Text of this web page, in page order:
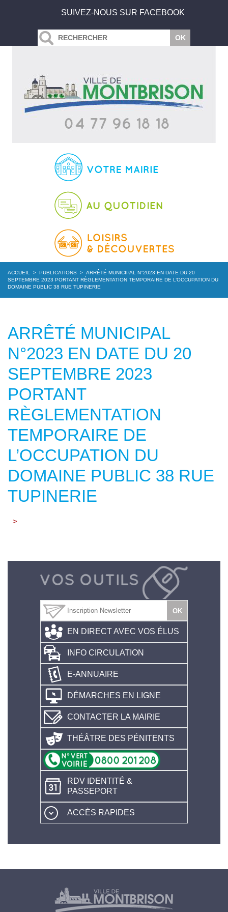
SUIVEZ-NOUS SUR FACEBOOK
ACCUEIL > PUBLICATIONS > ARRÊTÉ MUNICIPAL N°2023 EN DATE DU 20
SEPTEMBRE 2023 PORTANT RÈGLEMENTATION TEMPORAIRE DE L’OCCUPATION DU
DOMAINE PUBLIC 38 RUE TUPINERIE
ARRÊTÉ MUNICIPAL
N°2023 EN DATE DU 20
SEPTEMBRE 2023
PORTANT
RÈGLEMENTATION
TEMPORAIRE DE
L’OCCUPATION DU
DOMAINE PUBLIC 38 RUE
TUPINERIE
>
EN DIRECT AVEC VOS ÉLUS
INFO CIRCULATION
E-ANNUAIRE
DÉMARCHES EN LIGNE
CONTACTER LA MAIRIE
THÉÂTRE DES PÉNITENTS
RDV IDENTITÉ &
PASSEPORT
ACCÈS RAPIDES